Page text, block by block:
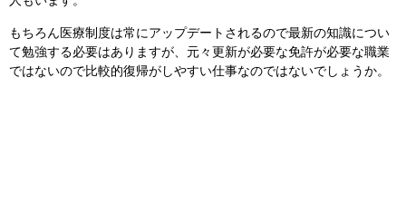
もちろん医療制度は常にアップデートされるので最新の知識につい
て勉強する必要はありますが、元々更新が必要な免許が必要な職業
ではないので比較的復帰がしやすい仕事なのではないでしょうか。